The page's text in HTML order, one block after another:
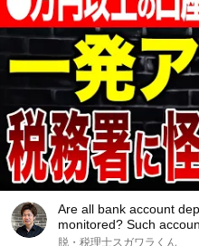
Are all bank account
monitored? Such
脱・税理士スガワラくん